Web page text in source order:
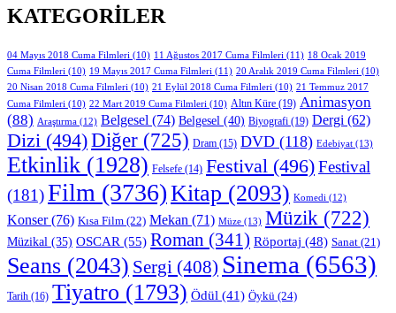
KATEGORILER
04 Mayıs 2018 Cuma Filmleri (10) 11 Ağustos 2017 Cuma Filmleri (11) 18 Ocak 2019
Cuma Filmleri (10) 19 Mayıs 2017 Cuma Filmleri (11) 20 Aralık 2019 Cuma Filmleri (10)
20 Nisan 2018 Cuma Filmleri (10) 21 Eylül 2018 Cuma Filmleri (10) 21 Temmuz 2017
Cuma Filmleri (10) 22 Mart 2019 Cuma Filmleri (10) Altın Küre (19) Animasyon
(88) Araştırma (12) Belgesel (74) Belgesel (40) Biyografi (19) Dergi (62)
Dizi (494)Diğer (725) Dram (15) DVD (118) Edebiyat (13)
Etkinlik (1928) Felsefe (14) Festival (496)Festival
(181)Film (3736)Kitap (2093) Komedi (12)
Konser(76) Kısa Film (22) Mekan (71) Müze (13) Müzik (722)
Müzikal (35) OSCAR (55) Roman (341) Röportaj (48) Sanat (21)
Seans (2043) Sergi (408) Sinema (6563)
Tarih (16) Tiyatro (1793) Ödül (41) Öykü (24)